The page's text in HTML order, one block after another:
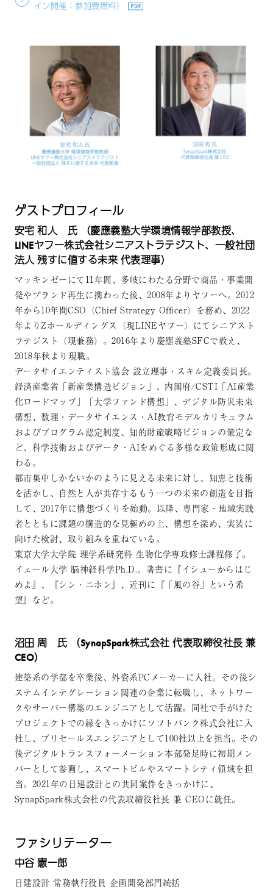
イン開催：参加費無料）
ゲストプロフィール
安宅 和人 氏 （慶應義塾大学環境情報学部教授、
LINEヤフー株式会社シニアストラテジスト、一般社団
法人 残すに値する未来 代表理事）
マッキンゼーにて11年間、多岐にわたる分野で商品・事業開
発やブランド再生に携わった後、2008年よりヤフーへ。2012
年から10年間CSO（Chief Strategy Officer）を務め、2022
年よりZホールディングス（現LINEヤフー）にてシニアスト
ラテジスト（現兼務）。2016年より慶應義塾SFCで教え、
2018年秋より現職。
データサイエンティスト協会 設立理事・スキル定義委員長。
経済産業省「新産業構造ビジョン」、内閣府/CSTI「AI産業
化ロードマップ」「大学ファンド構想」、デジタル防災未来
構想、数理・データサイエンス・AI教育モデルカリキュラム
およびプログラム認定制度、知的財産戦略ビジョンの策定な
ど、科学技術およびデータ・AIをめぐる多様な政策形成に関
わる。
都市集中しかないかのように見える未来に対し、知恵と技術
を活かし、自然と人が共存するもう一つの未来の創造を目指
して、2017年に構想づくりを始動。以降、専門家・地域実践
者とともに課題の構造的な見極めの上、構想を深め、実装に
向けた検討、取り組みを重ねている。
東京大学大学院 理学系研究科 生物化学専攻修士課程修了。
イェール大学 脳神経科学Ph.D.。著書に『イシューからはじ
めよ』、『シン・ニホン』、近刊に『「風の谷」という希
望』など。
沼田 周 氏 （SynapSpark株式会社 代表取締役社長 兼
CEO）
建築系の学部を卒業後、外資系PCメーカーに入社。その後シ
ステムインテグレーション関連の企業に転職し、ネットワー
クやサーバー構築のエンジニアとして活躍。同社で手がけた
プロジェクトでの縁をきっかけにソフトバンク株式会社に入
社し、プリセールスエンジニアとして100社以上を担当。その
後デジタルトランスフォーメーション本部発足時に初期メン
バーとして参画し、スマートビルやスマートシティ領域を担
当。2021年の日建設計との共同案件をきっかけに、
SynapSpark株式会社の代表取締役社長 兼 CEOに就任。
ファシリテーター
中谷 憲一郎
日建設計 常務執行役員 企画開発部門統括